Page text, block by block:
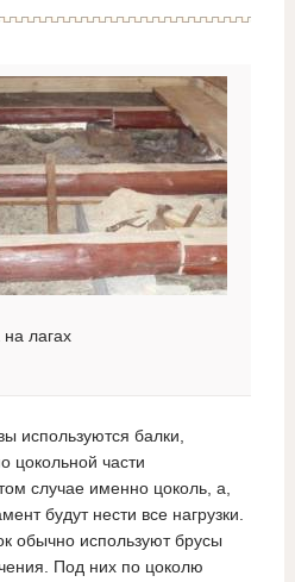
на лагах
используются балки,
цокольной части
случае именно цоколь, а,
будут нести все нагрузки.
обычно используют брусы
Под них по цоколю